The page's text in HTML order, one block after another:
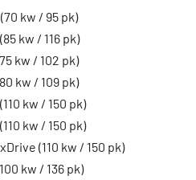
kw / 95 pk)
kw / 116 pk)
kw / 102 pk)
kw / 109 pk)
kw / 150 pk)
kw / 150 pk)
(110 kw / 150 pk)
kw / 136 pk)